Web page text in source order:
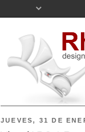
JUEVES, 31 DE